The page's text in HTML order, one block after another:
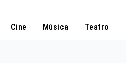
Cine Música Teatro